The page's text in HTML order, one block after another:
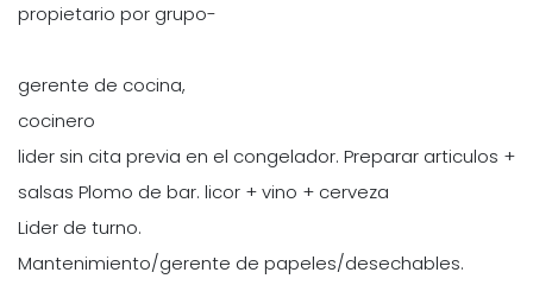
propietario por grupo-
gerente de cocina,
cocinero
lider sin cita previa en el congelador. Preparar articulos +
salsas Plomo de bar. licor + vino + cerveza
Lider de turno.
Mantenimiento/gerente de papeles/desechables.